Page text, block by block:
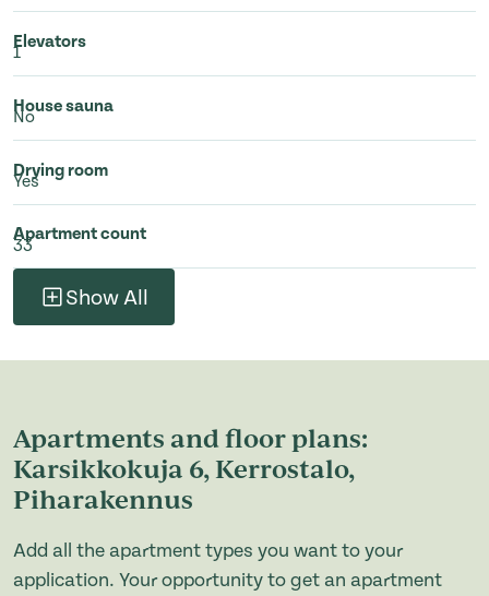
Elevators
1
House sauna
No
Drying room
Yes
Apartment count
33
Show All
Apartments and floor plans:
Karsikkokuja 6, Kerrostalo,
Piharakennus
Add all the apartment types you want to your
application. Your opportunity to get an apartment